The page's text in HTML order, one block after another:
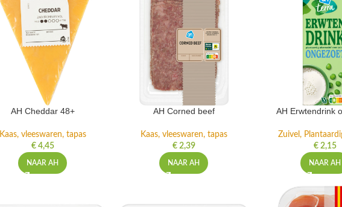
AH Cheddar 48+
Kaas, vleeswaren, tapas
€4,45
NAAR AH
AH Corned beef
Kaas, vleeswaren, tapas
€2,39
NAAR AH
AH Erwtendrink
Zuivel,
€2,15
NAAR AH